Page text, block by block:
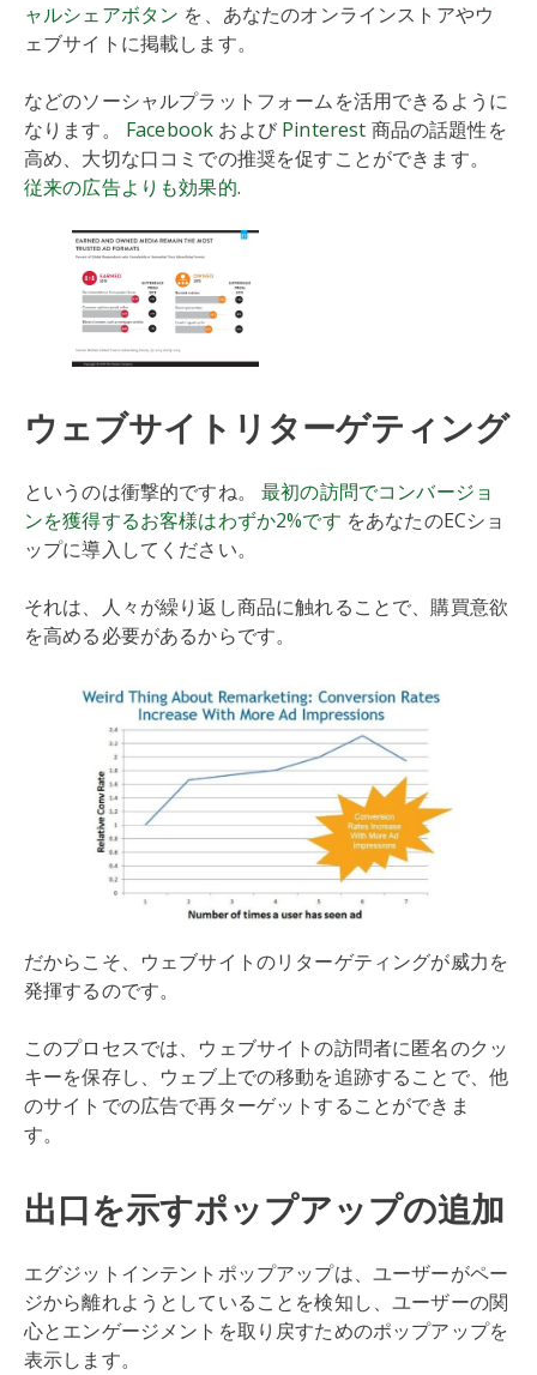
ャルシェアボタン を、あなたのオンラインストアやウ
ェブサイトに掲載します。
などのソーシャルプラットフォームを活用できるように
なります。 Facebook および Pinterest 商品の話題性を
高め、大切な口コミでの推奨を促すことができます。
従来の広告よりも効果的.
ウェブサイトリターゲティング
というのは衝撃的ですね。最初の訪問でコンバージョ
ンを獲得するお客様はわずか2%です をあなたのECショ
ップに導入してください。
それは、人々が繰り返し商品に触れることで、購買意欲
を高める必要があるからです。
だからこそ、ウェブサイトのリターゲティングが威力を
発揮するのです。
このプロセスでは、ウェブサイトの訪問者に匿名のクッ
キーを保存し、ウェブ上での移動を追跡することで、他
のサイトでの広告で再ターゲットすることができま
す。
出口を示すポップアップの追加
エグジットインテントポップアップは、ユーザーがペー
ジから離れようとしていることを検知し、ユーザーの関
心とエンゲージメントを取り戻すためのポップアップを
表示します。